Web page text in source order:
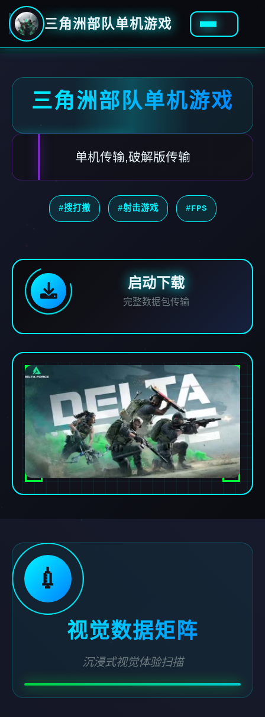
三角洲部队单机游戏
三角洲部队单机游戏
单机传输,破解版传输
#搜打撤 #射击游戏 #FPS
启动下载
完整数据包传输
💉
视觉数据矩阵
沉浸式视觉体验扫描